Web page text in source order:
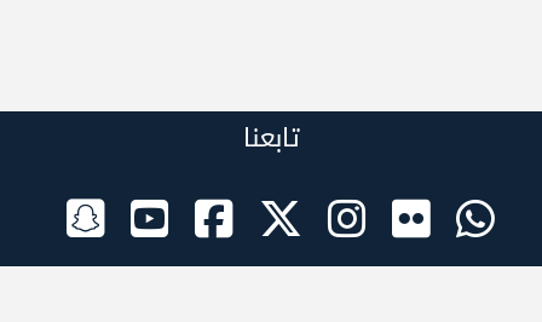
تابعنا